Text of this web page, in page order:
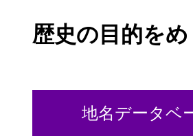
歴史の目的を
地名データベ